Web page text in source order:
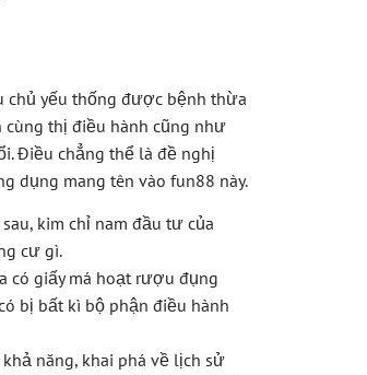
chủ yếu thống được bệnh thừa
thị điều hành cũng như
Điều chẳng thể là đề nghị
dụng mang tên vào fun88 này.
kim chỉ nam đầu tư của
cư gì.
có giấy má hoạt rượu đụng
bị bất kì bộ phận điều hành
khả năng, khai phá về lịch sử